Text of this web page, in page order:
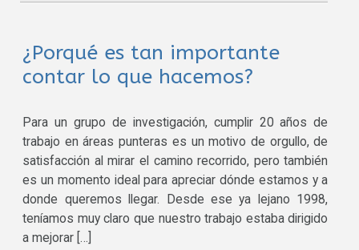
¿Porqué es tan importante
contar lo que hacemos?
Para un grupo de investigación, cumplir 20 años de
trabajo en áreas punteras es un motivo de orgullo, de
satisfacción al mirar el camino recorrido, pero también
es un momento ideal para apreciar dónde estamos y a
donde queremos llegar. Desde ese ya lejano 1998,
teníamos muy claro que nuestro trabajo estaba dirigido
a mejorar […]